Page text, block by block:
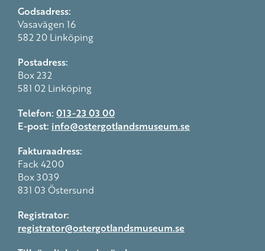
Godsadress:
Vasavägen 16
582 20 Linköping
Postadress:
Box 232
581 02 Linköping
Telefon: 013-23 03 00
E-post: info@ostergotlandsmuseum.se
Fakturaadress:
Fack 4200
Box 3039
831 03 Östersund
Registrator:
registrator@ostergotlandsmuseum.se